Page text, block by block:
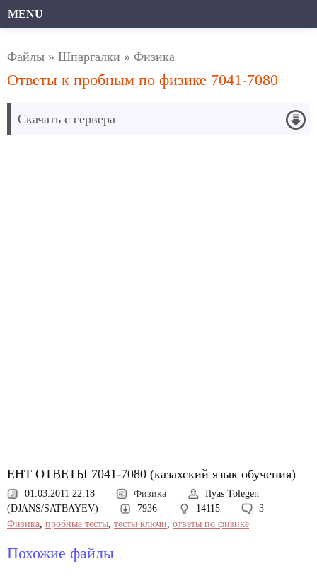
MENU
Файлы » Шпаргалки » Физика
Ответы к пробным по физике 7041-7080
Скачать с сервера
ЕНТ ОТВЕТЫ 7041-7080 (казахский язык обучения)
01.03.2011 22:18 Физика
Ilyas Tolegen
(DJANS/SATBAYEV)
7936 14115
3
Физика, пробные тесты, тесты ключи, ответы по физике
Похожие файлы